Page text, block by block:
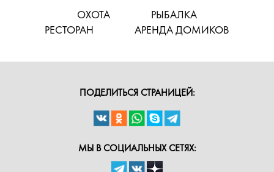
ОХОТА
РЫБАЛКА
РЕСТОРАН
АРЕНДА ДОМИКОВ
ПОДЕЛИТЬСЯ СТРАНИЦЕЙ:
МЫ В СОЦИАЛЬНЫХ СЕТЯХ: